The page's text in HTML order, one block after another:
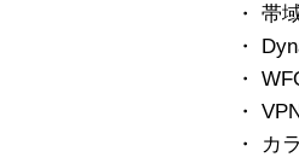
・ 帯
・
・
・
・ カ